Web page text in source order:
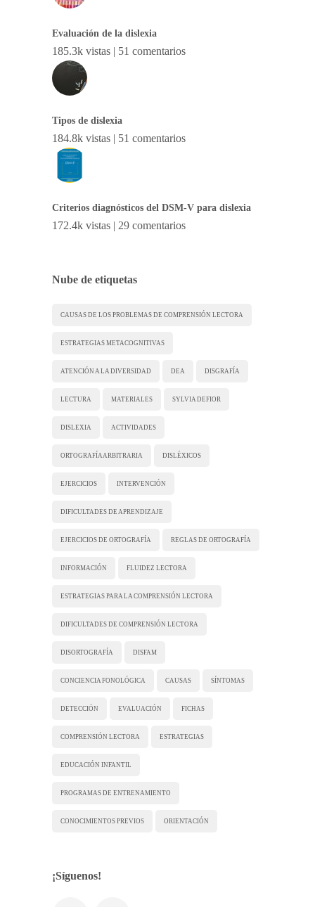
Evaluación de la dislexia
185.3k vistas | 51 comentarios
Tipos de dislexia
184.8k vistas | 51 comentarios
Criterios diagnósticos del DSM-V para dislexia
172.4k vistas | 29 comentarios
Nube de etiquetas
CAUSAS DE LOS PROBLEMAS DE COMPRENSIÓN LECTORA
ESTRATEGIAS METACOGNITIVAS
ATENCIÓN A LA DIVERSIDAD DEA DISGRAFÍA
LECTURA MATERIALES SYLVIA DEFIOR
DISLEXIA ACTIVIDADES
ORTOGRAFÍA ARBITRARIA DISLÉXICOS
EJERCICIOS INTERVENCIÓN
DIFICULTADES DE APRENDIZAJE
EJERCICIOS DE ORTOGRAFÍA REGLAS DE ORTOGRAFÍA
INFORMACIÓN FLUIDEZ LECTORA
ESTRATEGIAS PARA LA COMPRENSIÓN LECTORA
DIFICULTADES DE COMPRENSIÓN LECTORA
DISORTOGRAFÍA DISFAM
CONCIENCIA FONOLÓGICA CAUSAS SÍNTOMAS
DETECCIÓN EVALUACIÓN FICHAS
COMPRENSIÓN LECTORA ESTRATEGIAS
EDUCACIÓN INFANTIL
PROGRAMAS DE ENTRENAMIENTO
CONOCIMIENTOS PREVIOS ORIENTACIÓN
¡Síguenos!